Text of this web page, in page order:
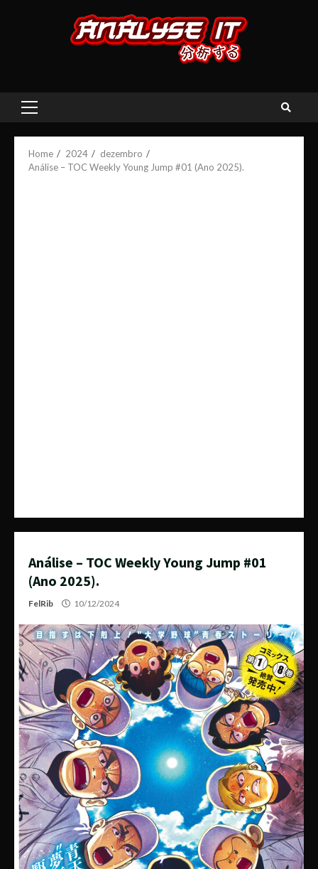
Primary
Home 2024
dezembro
Análise – TOC Weekly Young Jump #01 (Ano 2025).
Análise – TOC Weekly Young Jump #01
(Ano 2025).
FelRib 10/12/2024